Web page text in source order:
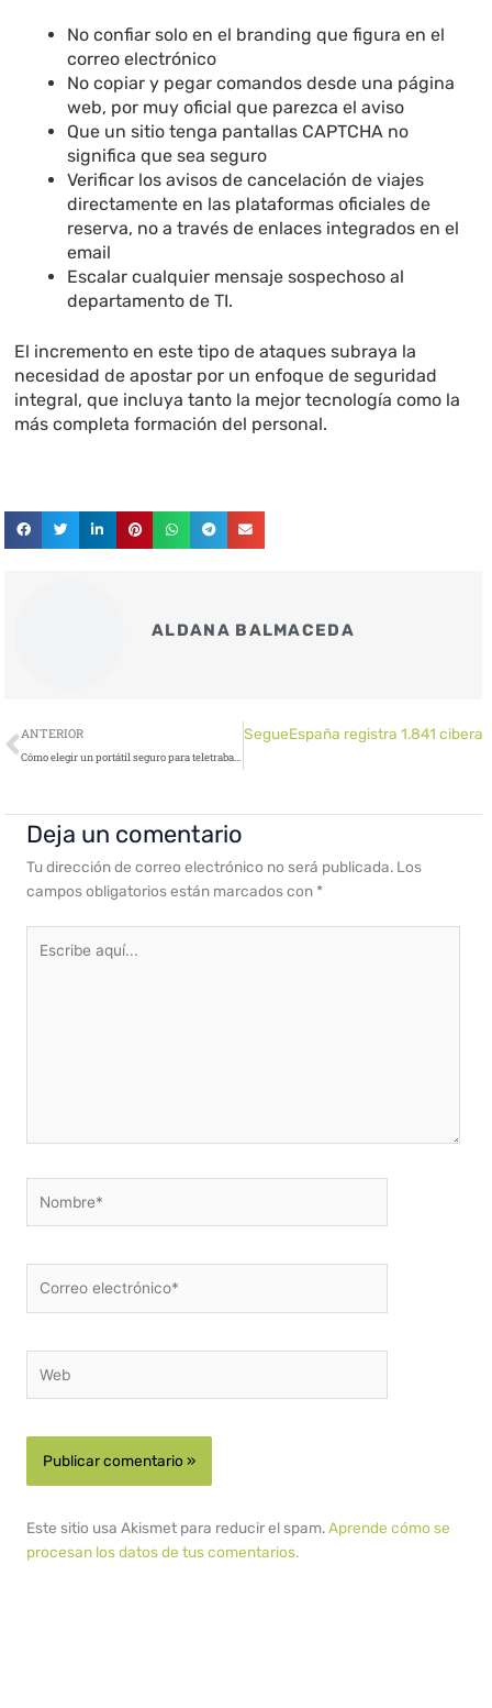
No confiar solo en el branding que figura en el
correo electrónico
No copiar y pegar comandos desde una página
web, por muy oficial que parezca el aviso
Que un sitio tenga pantallas CAPTCHA no
significa que sea seguro
Verificar los avisos de cancelación de viajes
directamente en las plataformas oficiales de
reserva, no a través de enlaces integrados en el
email
Escalar cualquier mensaje sospechoso al
departamento de TI.
El incremento en este tipo de ataques subraya la
necesidad de apostar por un enfoque de seguridad
integral, que incluya tanto la mejor tecnología como la
más completa formación del personal.
ALDANA BALMACEDA
Ant
ANTERIOR
Cómo elegir un portátil seguro para teletrabajar sin pagar de más
SegueEspaña registra 1.841
Deja un comentario
Tu dirección de correo electrónico no será publicada. Los
campos obligatorios están marcados con *
aquí...
electrónico*
Este sitio usa Akismet para reducir el spam.Aprende cómo se
procesan los datos de tus comentarios.